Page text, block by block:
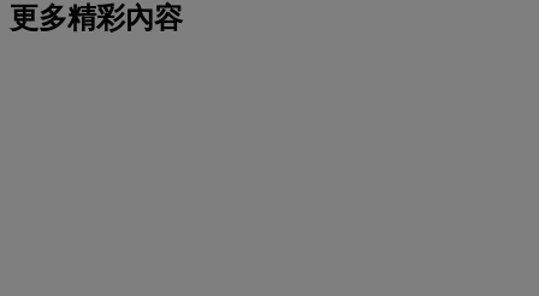
更多精彩內容